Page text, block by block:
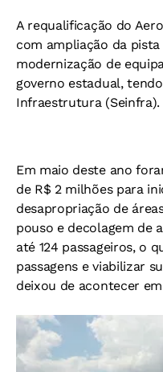
A requalificação do
com ampliação da
modernização de
governo estadual,
Infraestrutura (Seinfra).
Em maio deste ano
de R$ 2 milhões para
desapropriação de
pouso e decolagem de
até 124 passageiros, o
passagens e viabilizar
deixou de acontecer